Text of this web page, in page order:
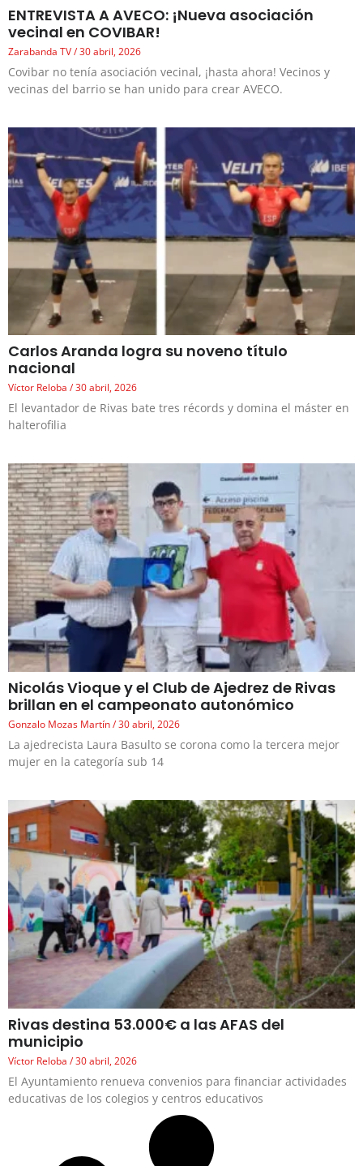
ENTREVISTA A AVECO: ¡Nueva asociación
vecinal en COVIBAR!
Zarabanda TV 30 abril, 2026
Covibar no tenía asociación vecinal, ¡hasta ahora! Vecinos y
vecinas del barrio se han unido para crear AVECO.
Carlos Aranda logra su noveno título
nacional
Víctor Reloba 30 abril, 2026
El levantador de Rivas bate tres récords y domina el máster en
halterofilia
Nicolás Vioque y el Club de Ajedrez de Rivas
brillan en el campeonato autonómico
Gonzalo Mozas Martín 30 abril, 2026
La ajedrecista Laura Basulto se corona como la tercera mejor
mujer en la categoría sub 14
Rivas destina 53.000€ a las AFAS del
municipio
Víctor Reloba 30 abril, 2026
El Ayuntamiento renueva convenios para financiar actividades
educativas de los colegios y centros educativos